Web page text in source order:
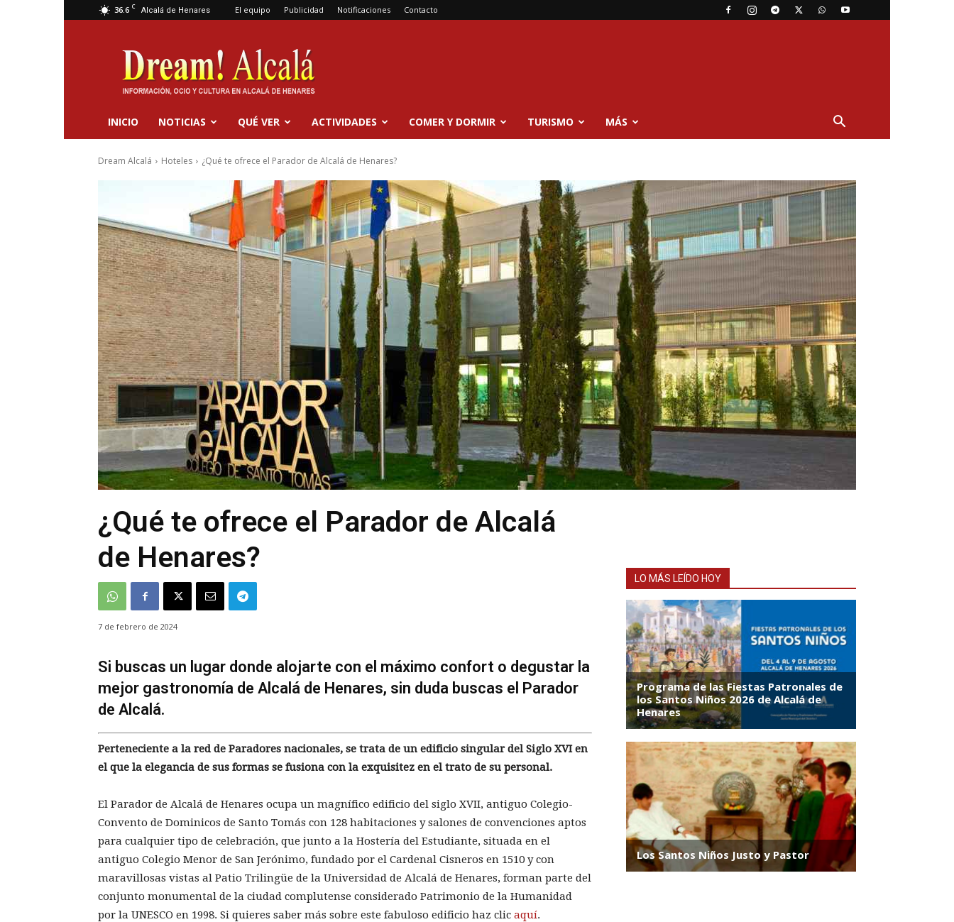
36.6 C Alcalá de Henares El equipo Publicidad Notificaciones Contacto
Dream
Alcalá
INICIO NOTICIAS QUÉ VER ACTIVIDADES COMER Y DORMIR TURISMO MÁS
Dream Alcalá Hoteles ¿Qué te ofrece el Parador de Alcalá de Henares?
¿Qué te ofrece el Parador de Alcalá
de Henares?
7 de febrero de 2024
Si buscas un lugar donde alojarte con el máximo confort o degustar la
mejor gastronomía de Alcalá de Henares, sin duda buscas el Parador
de Alcalá.
Perteneciente a la red de Paradores nacionales, se trata de un edificio singular del Siglo XVI en
el que la elegancia de sus formas se fusiona con la exquisitez en el trato de su personal.
El Parador de Alcalá de Henares ocupa un magnífico edificio del siglo XVII, antiguo Colegio-
Convento de Dominicos de Santo Tomás con 128 habitaciones y salones de convenciones aptos
para cualquier tipo de celebración, que junto a la Hostería del Estudiante, situada en el
antiguo Colegio Menor de San Jerónimo, fundado por el Cardenal Cisneros en 1510 y con
maravillosas vistas al Patio Trilingüe de la Universidad de Alcalá de Henares, forman parte del
conjunto monumental de la ciudad complutense considerado Patrimonio de la Humanidad
por la UNESCO en 1998. Si quieres saber más sobre este fabuloso edificio haz clic aquí.
LO MÁS LEÍDO HOY